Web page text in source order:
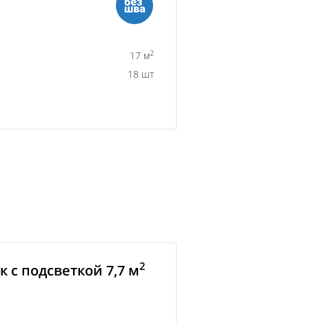
17 м2
18 шт
с подсветкой 7,7 м2